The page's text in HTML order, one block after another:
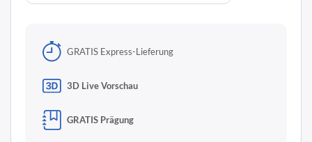
GRATIS Express-Lieferung
3D Live Vorschau
GRATIS Prägung